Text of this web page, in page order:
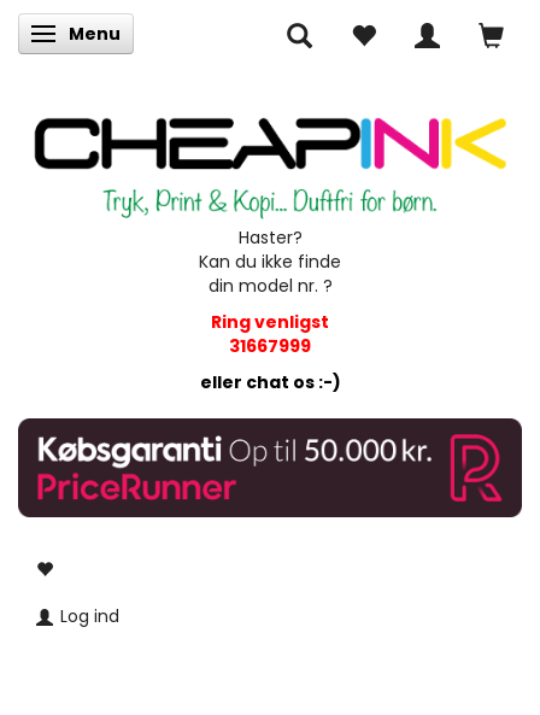
Skifte navigation
Menu
Haster?
Kan du ikke finde
din model nr. ?
Ring venligst
31667999
eller chat os :-)
Log ind